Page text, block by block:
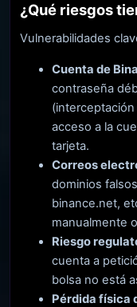
¿Qué riesgos
Vulnerabilidades
Cuenta de
contraseña
acceso a la
tarjeta.
Correos
dominios
binance.net,
manualmente
Riesgo
cuenta a
bolsa no está
Pérdida física